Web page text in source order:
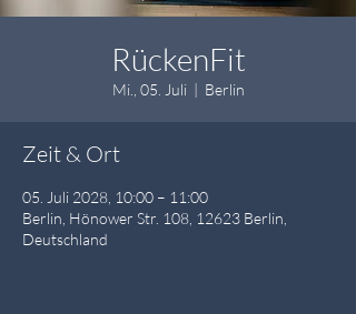
RückenFit
Mi., 05. Juli
  |
Berlin
Zeit & Ort
05. Juli 2028, 10:00 – 11:00
Berlin, Hönower Str. 108, 12623 Berlin,
Deutschland